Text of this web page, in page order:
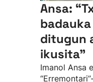
Ansa:
ditugun
ikusita”
Imanol Ansa